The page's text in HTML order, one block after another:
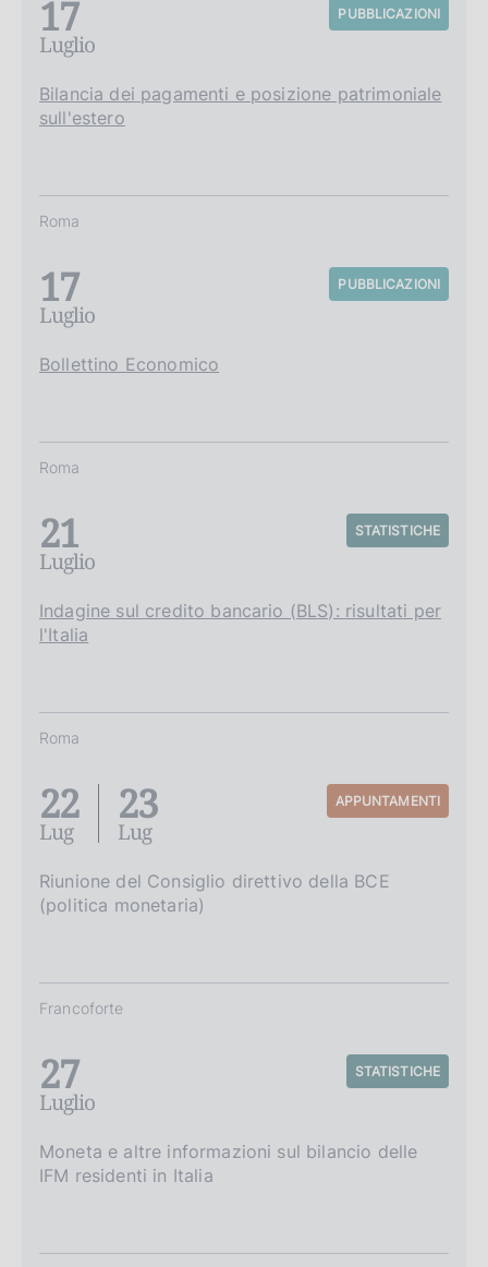
17
Luglio
PUBBLICAZIONI
Bilancia dei pagamenti e posizione patrimoniale
sull'estero
Roma
17
Luglio
PUBBLICAZIONI
Bollettino Economico
Roma
21
Luglio
STATISTICHE
Indagine sul credito bancario (BLS): risultati per
l'Italia
Roma
22
Lug
23
Lug
APPUNTAMENTI
Riunione del Consiglio direttivo della BCE
(politica monetaria)
Francoforte
27
Luglio
STATISTICHE
Moneta e altre informazioni sul bilancio delle
IFM residenti in Italia